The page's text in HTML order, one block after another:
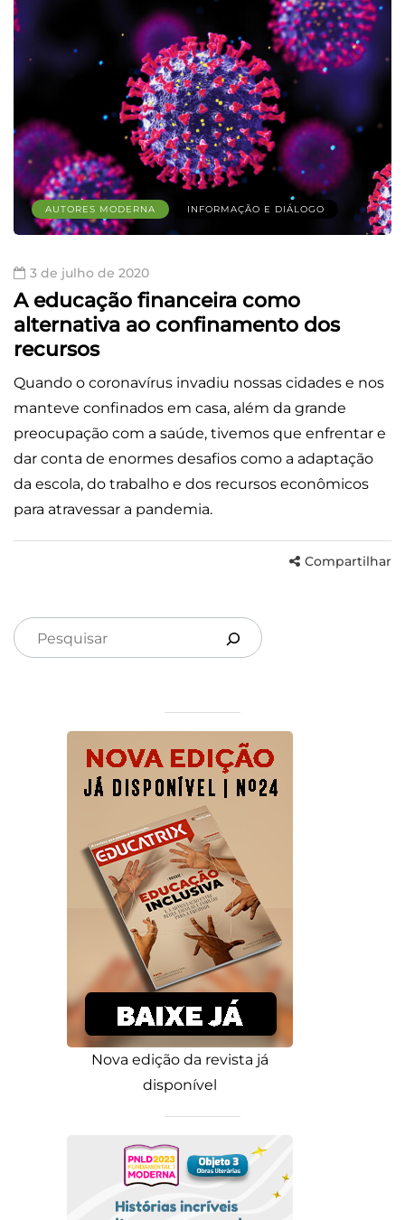
AUTORES MODERNA INFORMAÇÃO E DIÁLOGO
3 de julho de 2020
A educação financeira como
alternativa ao confinamento dos
recursos
Quando o coronavírus invadiu nossas cidades e nos
manteve confinados em casa, além da grande
preocupação com a saúde, tivemos que enfrentar e
dar conta de enormes desafios como a adaptação
da escola, do trabalho e dos recursos econômicos
para atravessar a pandemia.
Compartilhar
Nova edição da revista já
disponível